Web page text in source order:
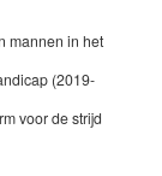
mannen in het
(2019-
voor de strijd